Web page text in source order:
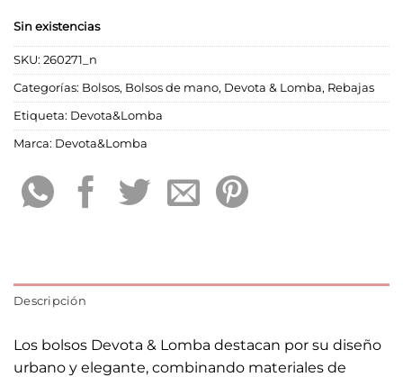
Sin existencias
SKU: 260271_n
Categorías: Bolsos, Bolsos de mano, Devota & Lomba, Rebajas
Etiqueta: Devota&Lomba
Marca: Devota&Lomba
Descripción
Los bolsos Devota & Lomba destacan por su diseño
urbano y elegante, combinando materiales de